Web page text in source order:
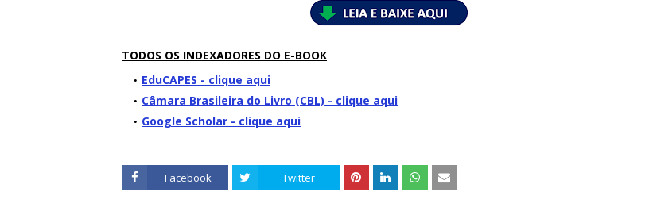
TODOS OS INDEXADORES DO E-BOOK
EduCAPES - clique aqui
Câmara Brasileira do Livro (CBL) - clique aqui
Google Scholar - clique aqui
Facebook Twitter